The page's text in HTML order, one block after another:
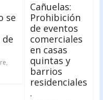
se
Cañuelas:
Prohibición
de eventos
comerciales
en casas
quintas y
barrios
residenciales
.